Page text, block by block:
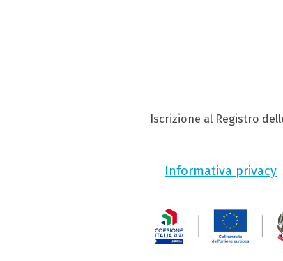
Iscrizione al Registro
Informativa privacy